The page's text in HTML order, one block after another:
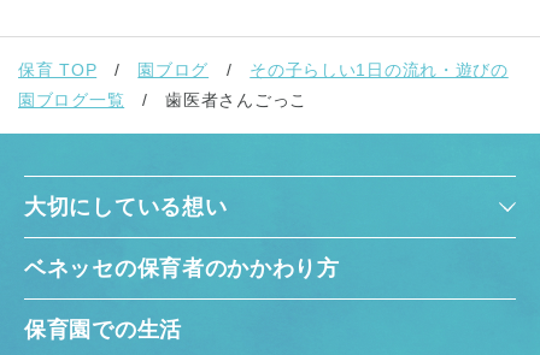
保育 TOP 園ブログ
その子らしい1日の流れ・遊びの
園ブログ一覧
歯医者さんごっこ
大切にしている想い
ベネッセの保育者のかかわり方
保育園での生活